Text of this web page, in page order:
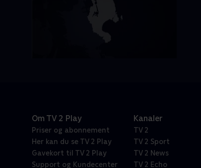
Om TV 2 Play
Priser og abonnement
Her kan du se TV 2 Play
Gavekort til TV 2 Play
Support og Kundecenter
Kanaler
TV 2
TV 2 Sport
TV 2 News
TV 2 Echo